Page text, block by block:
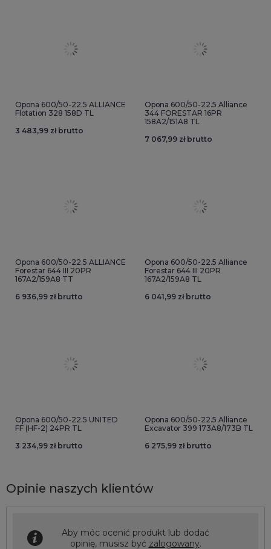
Opona 600/50-22.5 ALLIANCE
Flotation 328 158D TL
3 483,99 zł brutto
Opona 600/50-22.5 Alliance
344 FORESTAR 16PR
158A2/151A8 TL
7 067,99 zł brutto
Opona 600/50-22.5 ALLIANCE
Forestar 644 III 20PR
167A2/159A8 TT
6 936,99 zł brutto
Opona 600/50-22.5 Alliance
Forestar 644 III 20PR
167A2/159A8 TL
6 041,99 zł brutto
Opona 600/50-22.5 UNITED
FF (HF-2) 24PR TL
3 234,99 zł brutto
Opona 600/50-22.5 Alliance
Excavator 399 173A8/173B TL
6 275,99 zł brutto
Opinie naszych klientów
Aby móc ocenić produkt lub dodać
opinię, musisz być zalogowany.